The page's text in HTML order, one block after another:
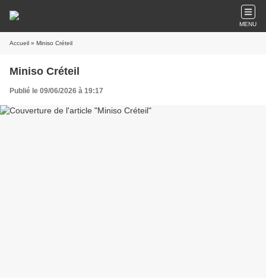
MENU
Accueil » Miniso Créteil
Miniso Créteil
Publié le 09/06/2026 à 19:17